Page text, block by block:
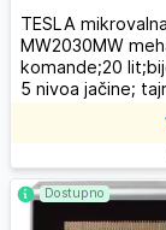
TESLA mikrovalna
MW2030MW
komande;20
5 nivoa jačine;
Dostupno